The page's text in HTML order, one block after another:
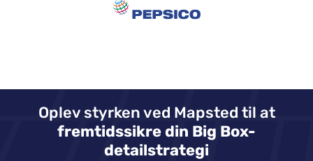
Oplev styrken ved Mapsted til at
fremtidssikre din Big Box-
detailstrategi